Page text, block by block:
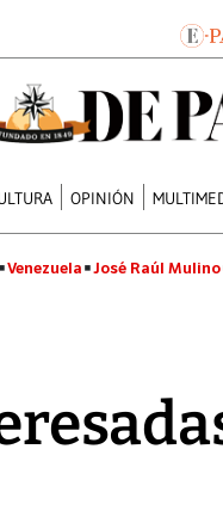
OPINIÓN
Venezuela José Raúl Mulino